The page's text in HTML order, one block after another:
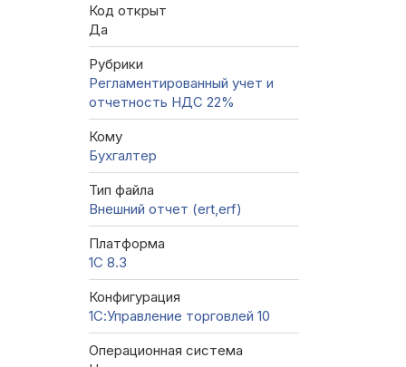
Код открыт
Да
Рубрики
Регламентированный учет и
отчетность НДС 22%
Кому
Бухгалтер
Тип файла
Внешний отчет (ert,erf)
Платформа
1С 8.3
Конфигурация
1С:Управление торговлей 10
Операционная система